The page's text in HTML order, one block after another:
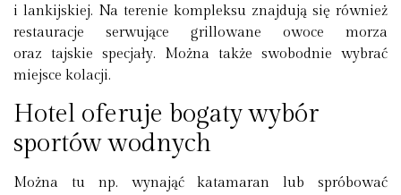
i lankijskiej. Na terenie kompleksu znajdują się również
restauracje serwujące grillowane owoce morza
oraz tajskie specjały. Można także swobodnie wybrać
miejsce kolacji.
Hotel oferuje bogaty wybór
sportów wodnych
Można tu np. wynająć katamaran lub spróbować